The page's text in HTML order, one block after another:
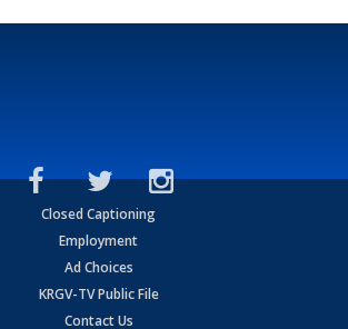
Closed Captioning
Employment
Ad Choices
KRGV-TV Public File
Contact Us